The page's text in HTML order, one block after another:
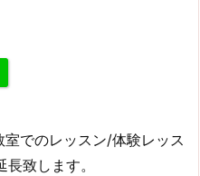
でのレッスン/体験レッス
致します。